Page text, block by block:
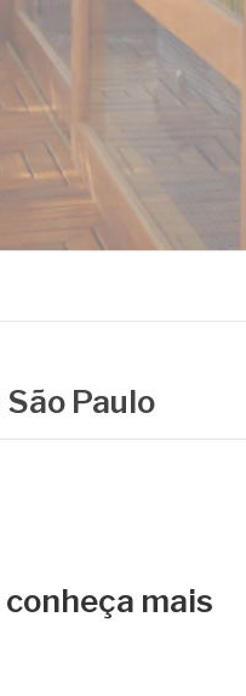
Paulo
mais